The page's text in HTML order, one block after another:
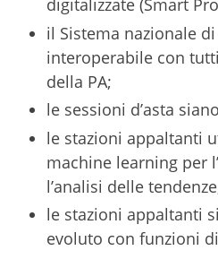
digitalizzate (Smart
il Sistema nazionale
interoperabile con
della PA;
le sessioni d’asta
le stazioni appaltanti
machine learning per
l’analisi delle
le stazioni appaltanti
evoluto con funzioni